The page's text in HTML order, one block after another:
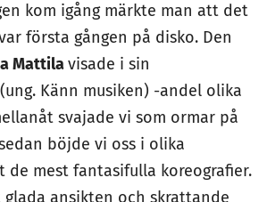
kom igång märkte man att det
första gången på disko. Den
Mattilavisade i sin
Känn musiken) -andel olika
svajade vi som ormar på
böjde vi oss i olika
de mest fantasifulla koreografier.
glada ansikten och skrattande